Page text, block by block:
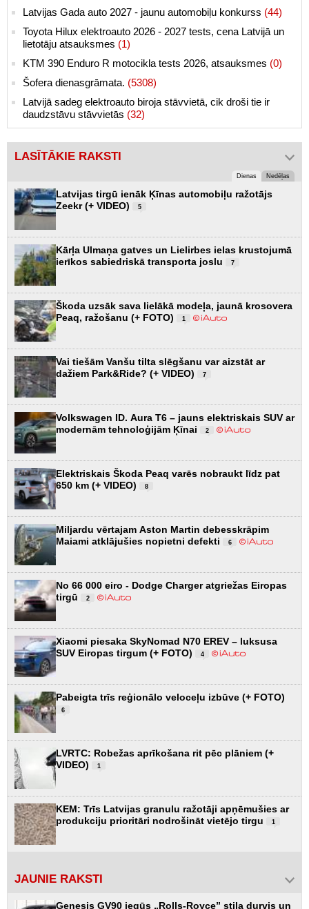
Latvijas Gada auto 2027 - jaunu automobiļu konkurss (44)
Toyota Hilux elektroauto 2026 - 2027 tests, cena Latvijā un
lietotāju atsauksmes (1)
KTM 390 Enduro R motocikla tests 2026, atsauksmes (0)
Šofera dienasgrāmata. (5308)
Latvijā sadeg elektroauto biroja stāvvietā, cik droši tie ir
daudzstāvu stāvvietās (32)
LASĪTĀKIE RAKSTI
Dienas Nedēļas
Latvijas tirgū ienāk Ķīnas automobiļu ražotājs
Zeekr (+ VIDEO)
5
Kārļa Ulmaņa gatves un Lielirbes ielas krustojumā
ierīkos sabiedriskā transporta joslu
7
Škoda uzsāk sava lielākā modeļa, jaunā krosovera
Peaq, ražošanu (+ FOTO)
1
Vai tiešām Vanšu tilta slēgšanu var aizstāt ar
dažiem Park&Ride? (+ VIDEO)
7
Volkswagen ID. Aura T6 – jauns elektriskais SUV ar
modernām tehnoloģijām Ķīnai
2
Elektriskais Škoda Peaq varēs nobraukt līdz pat
650 km (+ VIDEO)
8
Miljardu vērtajam Aston Martin debesskrāpim
Maiami atklājušies nopietni defekti
6
No 66 000 eiro - Dodge Charger atgriežas Eiropas
tirgū
2
Xiaomi piesaka SkyNomad N70 EREV – luksusa
SUV Eiropas tirgum (+ FOTO)
4
Pabeigta trīs reģionālo veloceļu izbūve (+ FOTO)
6
LVRTC: Robežas aprīkošana rit pēc plāniem (+
VIDEO)
1
KEM: Trīs Latvijas granulu ražotāji apņēmušies ar
produkciju prioritāri nodrošināt vietējo tirgu
1
JAUNIE RAKSTI
Genesis GV90 iegūs „Rolls-Royce” stila durvis un